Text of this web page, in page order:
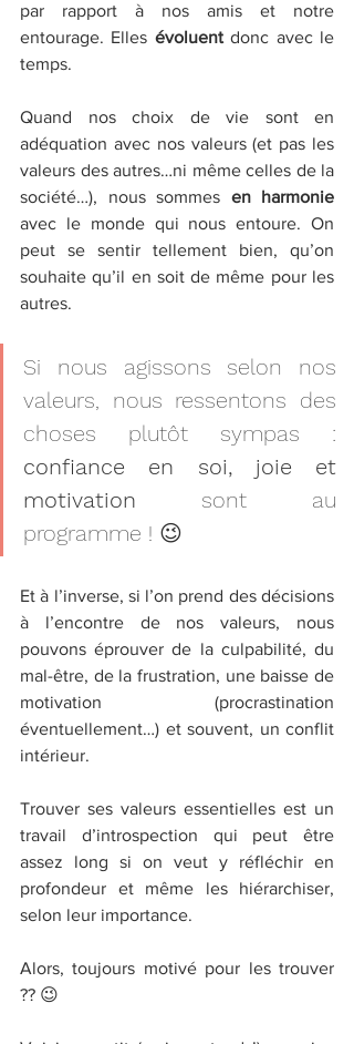
par rapport à nos amis et notre
entourage. Elles évoluent donc avec le
temps.
Quand nos choix de vie sont en
adéquation avec nos valeurs (et pas les
valeurs des autres…ni même celles de la
société…), nous sommes en harmonie
avec le monde qui nous entoure. On
peut se sentir tellement bien, qu’on
souhaite qu’il en soit de même pour les
autres.
Si nous agissons selon nos
valeurs, nous ressentons des
confiance en soi, joie et
motivation sont au
programme ! 😉
Et à l’inverse, si l’on prend des décisions
à l’encontre de nos valeurs, nous
pouvons éprouver de la culpabilité, du
mal-être, de la frustration, une baisse de
motivation (procrastination
éventuellement…) et souvent, un conflit
intérieur.
Trouver ses valeurs essentielles est un
travail d’introspection qui peut être
assez long si on veut y réfléchir en
profondeur et même les hiérarchiser,
selon leur importance.
Alors, toujours motivé pour les trouver
?? 😉